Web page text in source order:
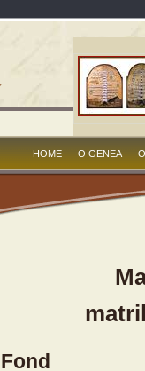
HOME O GENEA
Fond